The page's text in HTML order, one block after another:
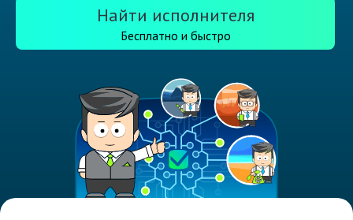
Найти исполнителя
Бесплатно и быстро